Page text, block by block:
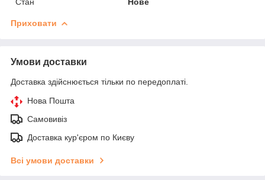
Приховати
Умови доставки
Доставка здійснюється тільки по передоплаті.
Нова Пошта
Самовивіз
Доставка кур'єром по Києву
Всі умови доставки